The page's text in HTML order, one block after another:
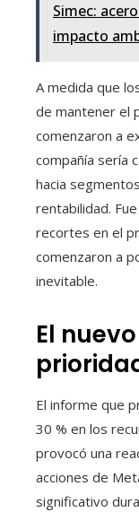
Simec:
impacto
A medida que
de mantener el
comenzaron a
compañía sería
hacia
rentabilidad.
recortes en el
comenzaron a
inevitable.
El
El informe que
30 % en los
provocó una
acciones de
significativo